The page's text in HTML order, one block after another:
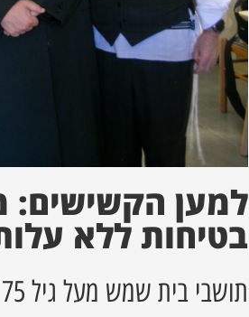
למען הקשישים:
בטיחות ללא